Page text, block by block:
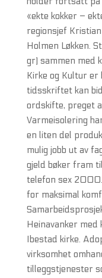
«ekte kokker –
regionsjef
Holmen Løkken.
gr) sammen med
Kirke og Kultur er
tidsskriftet kan
ordskifte, preget
Varmeisolering
en liten del
mulig jobb ut av
gjeld bøker fram
telefon sex
for maksimal
Heinavanker med
Ibestad kirke.
virksomhet
tilleggstjenester